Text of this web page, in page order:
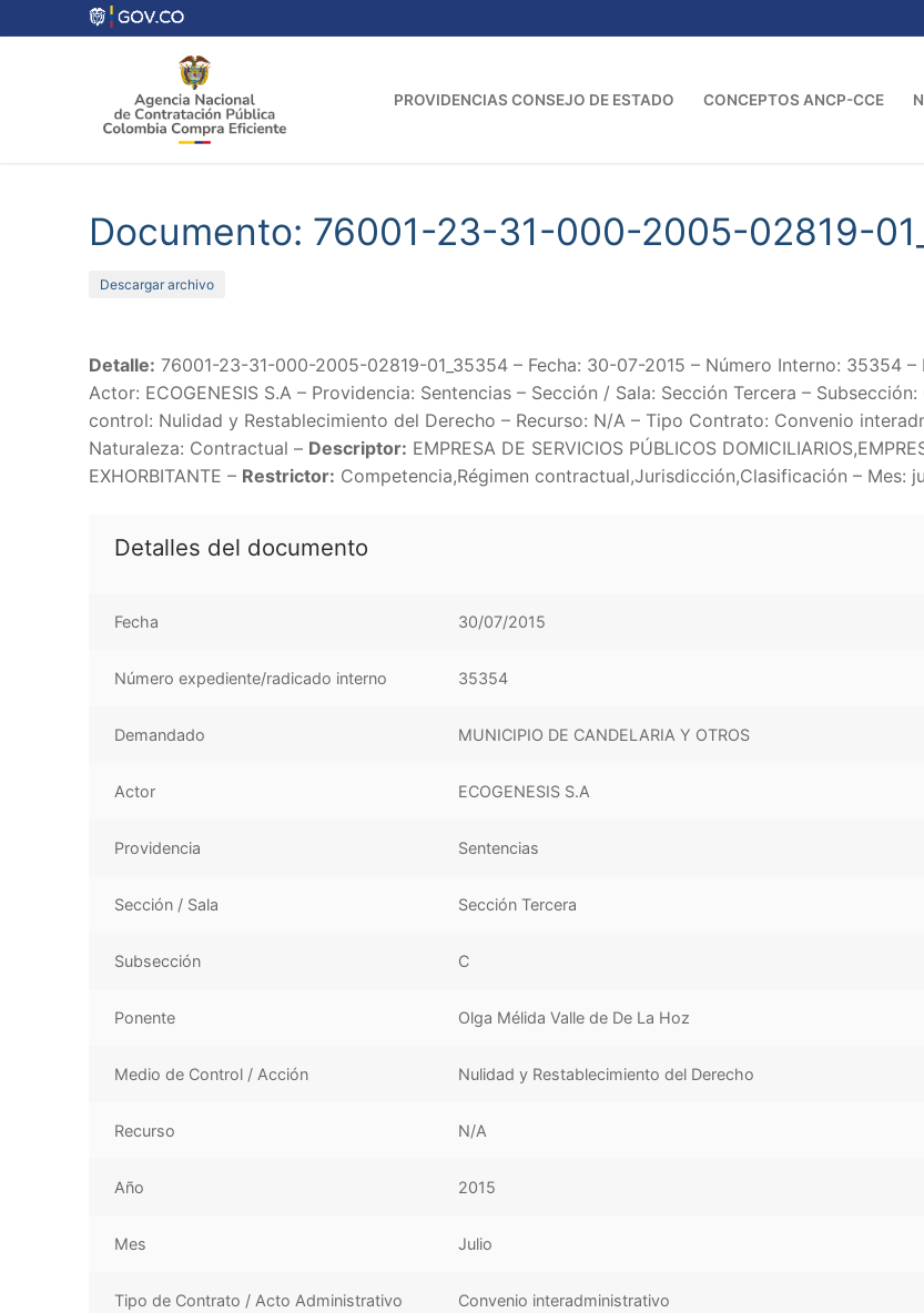
al
PROVIDENCIAS CONSEJO DE ESTADO CONCEPTOS ANCP-CCE
Documento: 76001-23-31-000-2005-02819-
Descargar archivo
Detalle: 76001-23-31-000-2005-02819-01_35354 – Fecha: 30-07-2015 – Número Interno: 35354 –
Actor: ECOGENESIS S.A – Providencia: Sentencias – Sección / Sala: Sección Tercera –
control: Nulidad y Restablecimiento del Derecho – Recurso: N/A – Tipo Contrato: Convenio
Naturaleza: Contractual – Descriptor: EMPRESA DE SERVICIOS PÚBLICOS
EXHORBITANTE – Restrictor: Competencia,Régimen contractual,Jurisdicción,Clasificación – Mes:
Detalles del documento
Fecha 30/07/2015
Número expediente/radicado interno 35354
Demandado MUNICIPIO DE CANDELARIA Y OTROS
Actor ECOGENESIS S.A
Providencia Sentencias
Sección / Sala Sección Tercera
Subsección C
Ponente Olga Mélida Valle de De La Hoz
Medio de Control / Acción Nulidad y Restablecimiento del Derecho
Recurso N/A
Año 2015
Mes Julio
Tipo de Contrato / Acto Administrativo Convenio interadministrativo